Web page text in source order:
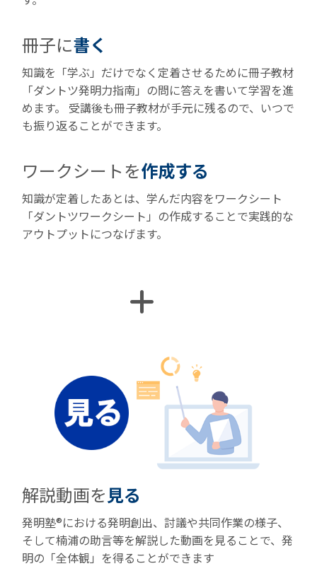
冊子に書く
知識を「学ぶ」だけでなく定着させるために冊子教材
「ダントツ発明力指南」の問に答えを書いて学習を進
めます。 受講後も冊子教材が手元に残るので、いつで
も振り返ることができます。
ワークシートを作成する
知識が定着したあとは、学んだ内容をワークシート
「ダントツワークシート」の作成することで実践的な
アウトプットにつなげます。
解説動画を見る
発明塾®における発明創出、討議や共同作業の様子、
そして楠浦の助言等を解説した動画を見ることで、発
明の「全体観」を得ることができます